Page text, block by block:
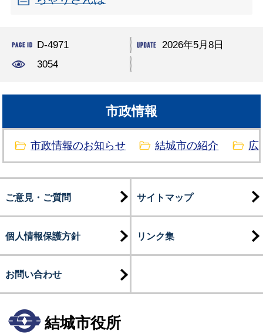
D-4971
2026年5月8日
3054
市政情報
市政情報のお知らせ 結城市の紹介 広
ご意見・ご質問 サイトマップ
個人情報保護方針 リンク集
お問い合わせ
結城市役所